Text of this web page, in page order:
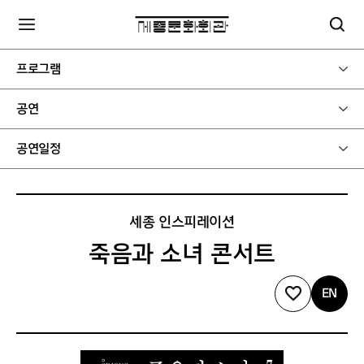
프로그램
공연
공연일정
세종 인스피레이션
죽음과 소녀 콘서트
EN